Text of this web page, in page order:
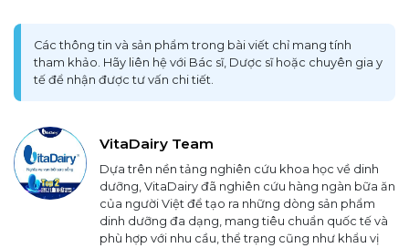
Các thông tin và sản phẩm trong bài viết chỉ mang tính
tham khảo. Hãy liên hệ với Bác sĩ, Dược sĩ hoặc chuyên gia y
tế để nhận được tư vấn chi tiết.
VitaDairy Team
Dựa trên nền tảng nghiên cứu khoa học về dinh
dưỡng, VitaDairy đã nghiên cứu hàng ngàn bữa ăn
của người Việt để tạo ra những dòng sản phẩm
dinh dưỡng đa dạng, mang tiêu chuẩn quốc tế và
phù hợp với nhu cầu, thể trạng cũng như khẩu vị